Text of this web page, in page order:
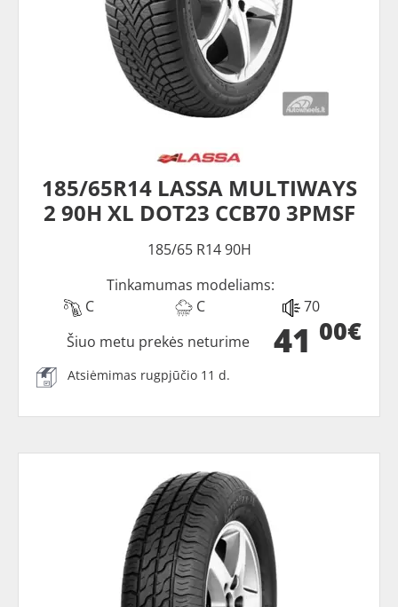
185/65R14 LASSA MULTIWAYS
2 90H XL DOT23 CCB70 3PMSF
185/65 R14 90H
Tinkamumas modeliams:
C
C 70
41 00€
Šiuo metu prekės neturime
Atsiėmimas rugpjūčio 11 d.